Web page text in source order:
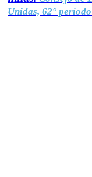
Unidas, 62°